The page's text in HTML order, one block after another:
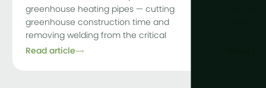
greenhouse heating pipes — cutting
greenhouse construction time and
removing welding from the critical
Read article